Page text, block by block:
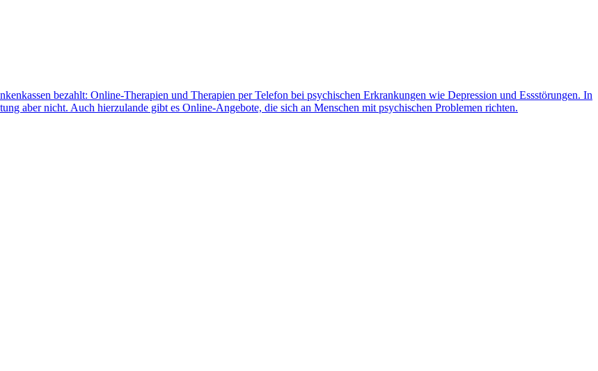
bezahlt: Online-Therapien und Therapien per Telefon bei psychischen Erkrankungen wie Depression und Essstörungen. In
aber nicht. Auch hierzulande gibt es Online-Angebote, die sich an Menschen mit psychischen Problemen richten.